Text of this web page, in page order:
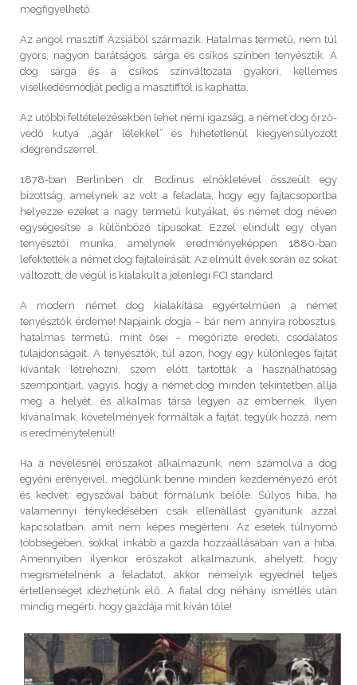
megfigyelhető.
Az angol masztiff Ázsiából származik. Hatalmas termetű, nem túl
gyors, nagyon barátságos, sárga és csíkos színben tenyésztik. A
dog sárga és a csíkos színváltozata gyakori, kellemes
viselkedésmódját pedig a masztifftól is kaphatta.
Az utóbbi feltételezésekben lehet némi igazság, a német dog őrző-
védő kutya „agár lélekkel” és hihetetlenül kiegyensúlyozott
idegrendszerrel.
1878-ban Berlinben dr. Bodinus elnökletével összeült egy
bizottság, amelynek az volt a feladata, hogy egy fajtacsoportba
helyezze ezeket a nagy termetű kutyákat, és német dog néven
egységesítse a különböző típusokat. Ezzel elindult egy olyan
tenyésztői munka, amelynek eredményeképpen 1880-ban
lefektették a német dog fajtaleírását. Az elmúlt évek során ez sokat
változott, de végül is kialakult a jelenlegi FCI standard.
A modern német dog kialakítása egyértelműen a német
tenyésztők érdeme! Napjaink dogja – bár nem annyira robosztus,
hatalmas termetű, mint ősei – megőrizte eredeti, csodálatos
tulajdonságait. A tenyésztők, túl azon, hogy egy különleges fajtát
kívántak létrehozni, szem előtt tartották a használhatóság
szempontjait, vagyis, hogy a német dog minden tekintetben állja
meg a helyét, és alkalmas társa legyen az embernek. Ilyen
kívánalmak, követelmények formálták a fajtát, tegyük hozzá, nem
is eredménytelenül!
Ha a nevelésnél erőszakot alkalmazunk, nem számolva a dog
egyéni erényeivel, megölünk benne minden kezdeményező erőt
és kedvet, egyszóval bábut formálunk belőle. Súlyos hiba, ha
valamennyi ténykedésében csak ellenállást gyanítunk azzal
kapcsolatban, amit nem képes megérteni. Az esetek túlnyomó
többségében, sokkal inkább a gazda hozzáállásában van a hiba.
Amennyiben ilyenkor erőszakot alkalmazunk, ahelyett, hogy
megismételnénk a feladatot, akkor némelyik egyednél teljes
értetlenséget idézhetünk elő. A fiatal dog néhány ismétlés után
mindig megérti, hogy gazdája mit kíván tőle!